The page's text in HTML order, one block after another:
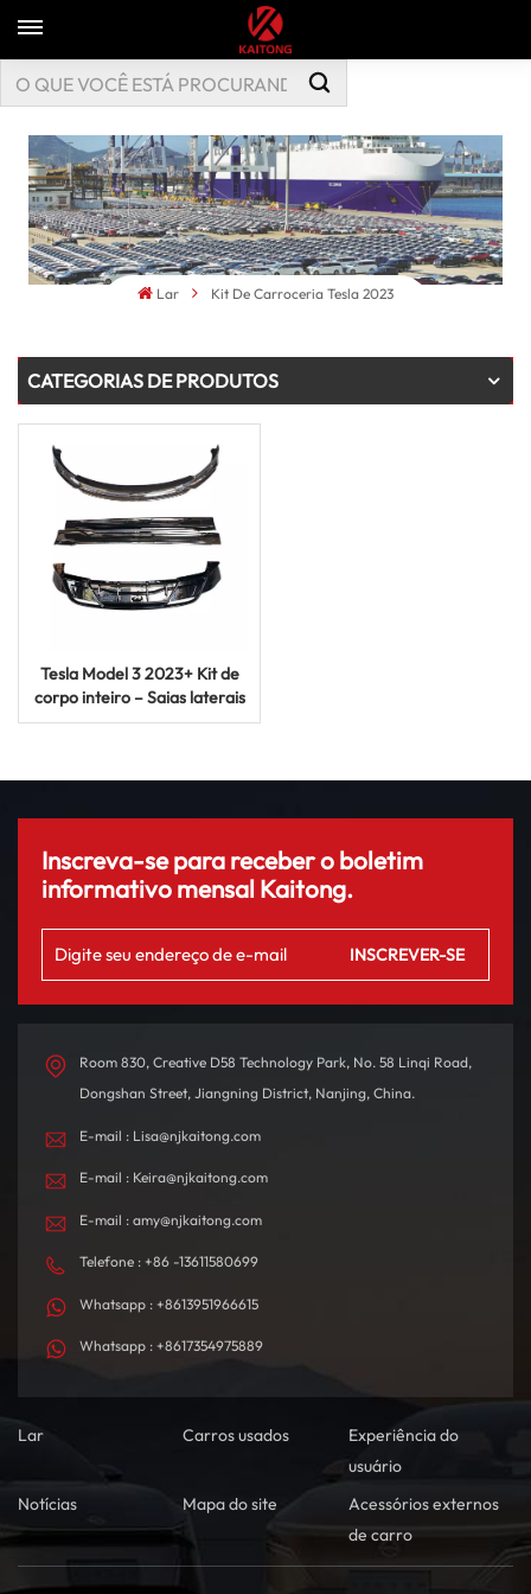
Lar Kit De Carroceria Tesla 2023
CATEGORIAS DE PRODUTOS
Tesla Model 3 2023+ Kit de
corpo inteiro – Saias laterais
frontais Difusor traseiro
Inscreva-se para receber o boletim
informativo mensal Kaitong.
Room 830, Creative D58 Technology Park, No. 58 Linqi Road,
Dongshan Street, Jiangning District, Nanjing, China.
E-mail : Lisa@njkaitong.com
E-mail : Keira@njkaitong.com
E-mail : amy@njkaitong.com
Telefone : +86 -13611580699
Whatsapp : +8613951966615
Whatsapp : +8617354975889
Lar Carros usados
Experiência do
usuário
Notícias
Mapa do site
Acessórios externos
de carro